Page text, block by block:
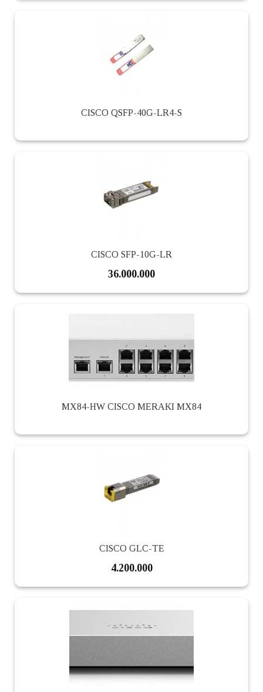
CISCO QSFP-40G-LR4-S
CISCO SFP-10G-LR
36.000.000
MX84-HW CISCO MERAKI MX84
CISCO GLC-TE
4.200.000